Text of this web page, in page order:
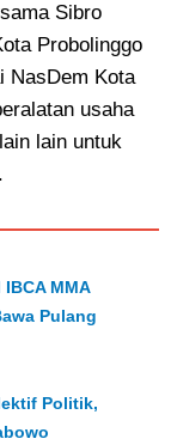
Sibro
Probolinggo
NasDem Kota
usaha
lain untuk
MMA
Pulang
Politik,